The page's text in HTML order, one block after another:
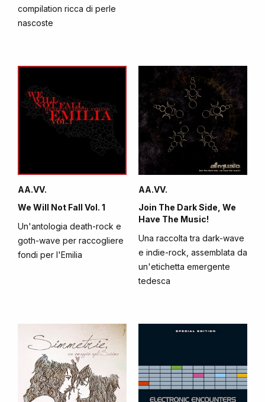
compilation ricca di perle
nascoste
AA.VV.
We Will Not Fall Vol. 1
Un'antologia death-rock e
goth-wave per raccogliere
fondi per l'Emilia
AA.VV.
Join The Dark Side, We
Have The Music!
Una raccolta tra dark-wave
e indie-rock, assemblata da
un'etichetta emergente
tedesca